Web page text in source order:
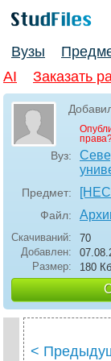
Вузы
AI
Заказать
Вуз:
Предмет:
Файл:
Скачиваний:
70
Добавлен:
Размер:
180 Кб
<